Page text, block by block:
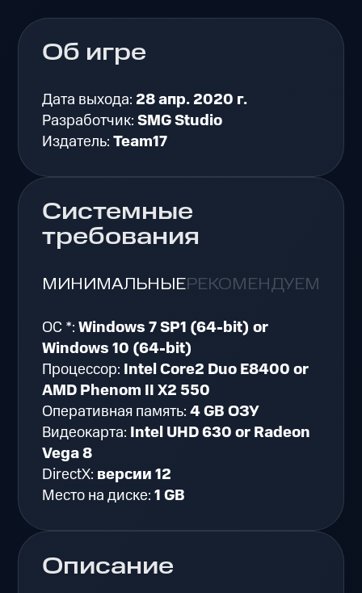
Описание
Об игре
Дата выхода: 28 апр. 2020 г.
Разработчик:SMG Studio
Издатель:Team17
Системные
требования
МИНИМАЛЬНЫЕРЕКОМЕНДУЕМЫЕ
ОС *:Windows 7 SP1 (64-bit) or
Windows 10 (64-bit)
Процессор: Intel Core2 Duo E8400 or
AMD Phenom II X2 550
Оперативная память:4 GB ОЗУ
Видеокарта: Intel UHD 630 or Radeon
Vega 8
DirectX: версии 12
Место на диске:1 GB